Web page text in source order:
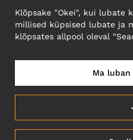
Mäeküla tn 9,
Reg: 17449603,
EESTI/
Klõpsake "Okei", kui lubate
millised küpsised lubate ja
klõpsates allpool oleval
Ma